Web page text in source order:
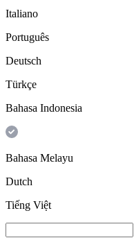
Italiano
Português
Deutsch
Türkçe
Bahasa Indonesia
Bahasa Melayu
Dutch
Tiếng Việt